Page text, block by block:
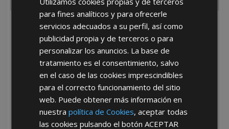
He leído y acepto la Política de Privacidad
*Abstenerse particulares, sólo venta a tiendas y empresas minoristas y
para fines analíticos y para ofrecerle
servicios adecuados a su perfil, así como
publicidad propia y de terceros o para
personalizar los anuncios. La base de
tratamiento es el consentimiento, salvo
en el caso de las cookies imprescindibles
para el correcto funcionamiento del sitio
web. Puede obtener más información en
nuestrapolítica de Cookies, aceptar todas
las cookies pulsando el botónACEPTAR